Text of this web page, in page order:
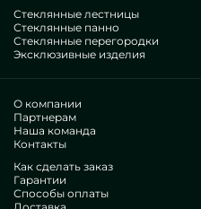
Стеклянные лестницы
Стеклянные панно
Стеклянные перегородки
Эксклюзивные изделия
О компании
Партнерам
Наша команда
Контакты
Как сделать заказ
Гарантии
Способы оплаты